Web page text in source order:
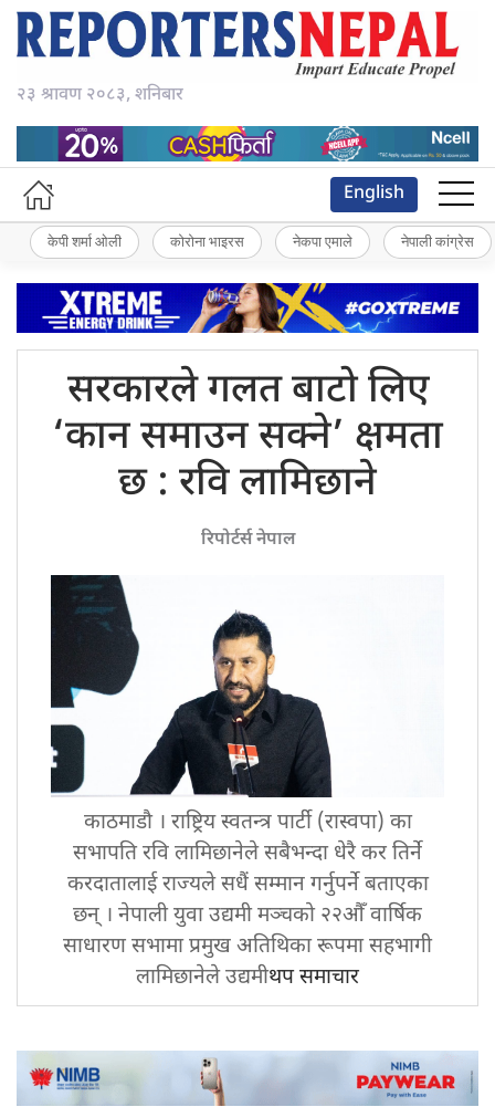
२३ श्रावण २०८३, शनिबार
English
केपी शर्मा ओली कोरोना भाइरस नेकपा एमाले नेपाली कांग्रेस
सरकारले गलतबाटो लिए
‘कान समाउन सक्ने’ क्षमता
छ : रवि लामिछाने
रिपोर्टर्स नेपाल
काठमाडौ । राष्ट्रिय स्वतन्त्र पार्टी (रास्वपा) का
सभापति रवि लामिछानेले सबैभन्दा धेरै कर तिर्ने
करदातालाई राज्यले सधैं सम्मान गर्नुपर्ने बताएका
छन् । नेपाली युवा उद्यमी मञ्चको २२औँ वार्षिक
साधारण सभामा प्रमुख अतिथिका रूपमा सहभागी
लामिछानेले उद्यमीथप समाचार